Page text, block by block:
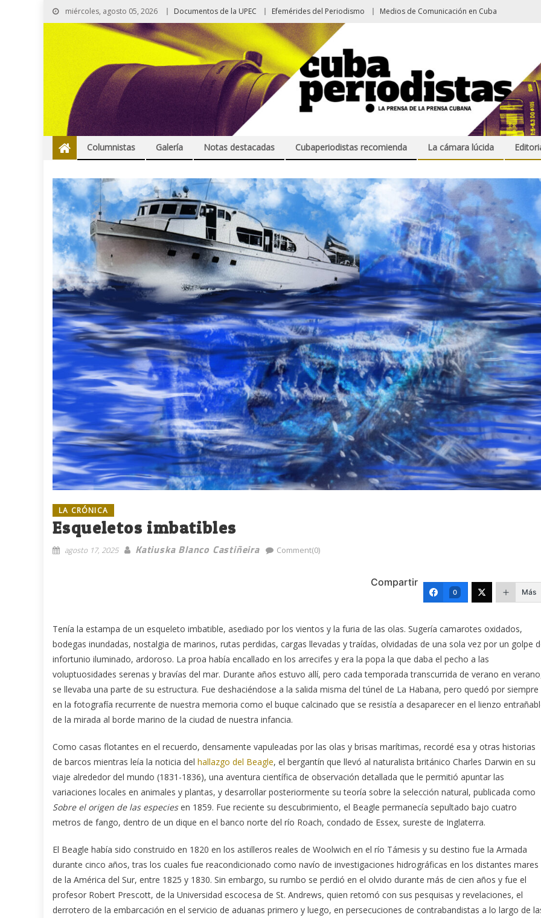
miércoles, agosto 05, 2026 Documentos de la UPEC Efemérides del Periodismo Medios de Comunicación en Cuba
Columnistas Galería Notas destacadas Cubaperiodistas recomienda La cámara lúcida
LA CRÓNICA
Esqueletos imbatibles
agosto 17, 2025 Katiuska Blanco Castiñeira Comment(0)
Compartir
0 Más
Tenía la estampa de un esqueleto imbatible, asediado por los vientos y la furia de las olas. Sugería camarotes oxidados,
bodegas inundadas, nostalgia de marinos, rutas perdidas, cargas llevadas y traídas, olvidadas de una sola vez por un golpe
infortunio iluminado, ardoroso. La proa había encallado en los arrecifes y era la popa la que daba el pecho a las
voluptuosidades serenas y bravías del mar. Durante años estuvo allí, pero cada temporada transcurrida de verano en
se llevaba una parte de su estructura. Fue deshaciéndose a la salida misma del túnel de La Habana, pero quedó por siempre
en la fotografía recurrente de nuestra memoria como el buque calcinado que se resistía a desaparecer en el lienzo
de la mirada al borde marino de la ciudad de nuestra infancia.
Como casas flotantes en el recuerdo, densamente vapuleadas por las olas y brisas marítimas, recordé esa y otras historias
de barcos mientras leía la noticia del hallazgo del Beagle, el bergantín que llevó al naturalista británico Charles Darwin en su
viaje alrededor del mundo (1831-1836), una aventura científica de observación detallada que le permitió apuntar las
variaciones locales en animales y plantas, y desarrollar posteriormente su teoría sobre la selección natural, publicada como
Sobre el origen de las especiesen 1859. Fue reciente su descubrimiento, el Beagle permanecía sepultado bajo cuatro
metros de fango, dentro de un dique en el banco norte del río Roach, condado de Essex, sureste de Inglaterra.
El Beagle había sido construido en 1820 en los astilleros reales de Woolwich en el río Támesis y su destino fue la Armada
durante cinco años, tras los cuales fue reacondicionado como navío de investigaciones hidrográficas en los distantes mares
de la América del Sur, entre 1825 y 1830. Sin embargo, su rumbo se perdió en el olvido durante más de cien años y fue el
profesor Robert Prescott, de la Universidad escocesa de St. Andrews, quien retomó con sus pesquisas y revelaciones, el
derrotero de la embarcación en el servicio de aduanas primero y luego, en persecuciones de contrabandistas a lo largo de